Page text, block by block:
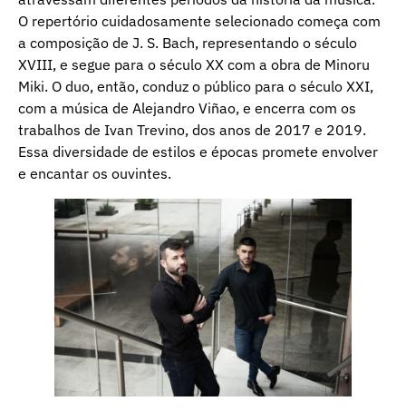
O repertório cuidadosamente selecionado começa com
a composição de J. S. Bach, representando o século
XVIII, e segue para o século XX com a obra de Minoru
Miki. O duo, então, conduz o público para o século XXI,
com a música de Alejandro Viñao, e encerra com os
trabalhos de Ivan Trevino, dos anos de 2017 e 2019.
Essa diversidade de estilos e épocas promete envolver
e encantar os ouvintes.